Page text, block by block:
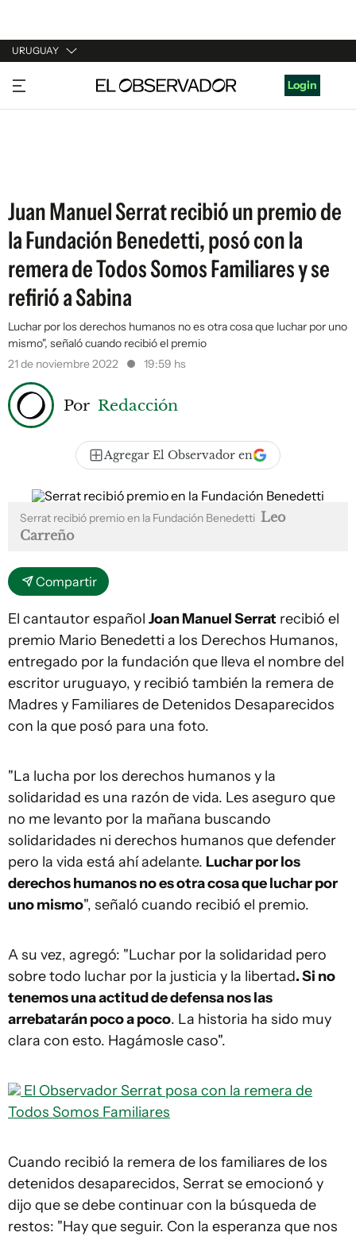
URUGUAY
URUGUAY
ARGENTINA
Login
Juan Manuel Serrat recibió un premio de
la Fundación Benedetti, posó con la
remera de Todos Somos Familiares y se
refirió a Sabina
Luchar por los derechos humanos no es otra cosa que luchar por uno
mismo", señaló cuando recibió el premio
21 de noviembre 2022
19:59 hs
Por Redacción
Agregar El Observador en
Serrat recibió premio en la Fundación Benedetti Leo
Carreño
Compartir
El cantautor español Joan Manuel Serrat recibió el
premio Mario Benedetti a los Derechos Humanos,
entregado por la fundación que lleva el nombre del
escritor uruguayo, y recibió también la remera de
Madres y Familiares de Detenidos Desaparecidos
con la que posó para una foto.
"La lucha por los derechos humanos y la
solidaridad es una razón de vida. Les aseguro que
no me levanto por la mañana buscando
solidaridades ni derechos humanos que defender
pero la vida está ahí adelante. Luchar por los
derechos humanos no es otra cosa que luchar por
uno mismo", señaló cuando recibió el premio.
A su vez, agregó: "Luchar por la solidaridad pero
sobre todo luchar por la justicia y la libertad. Si no
tenemos una actitud de defensa nos las
arrebatarán poco a poco. La historia ha sido muy
clara con esto. Hagámosle caso".
El ObservadorSerrat posa con la remera de
Todos Somos Familiares
Cuando recibió la remera de los familiares de los
detenidos desaparecidos, Serrat se emocionó y
dijo que se debe continuar con la búsqueda de
restos: "Hay que seguir. Con la esperanza que nos